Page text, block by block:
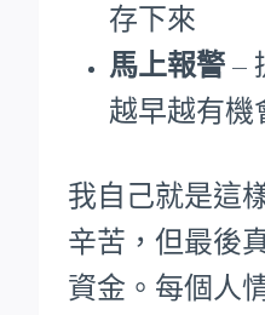
存下來
馬上報警 –
越早越有機
我自己就是這
辛苦，但最後
資金。每個人